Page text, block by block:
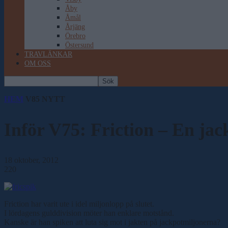
Åby
Åmål
Årjäng
Örebro
Östersund
TRAVLÄNKAR
OM OSS
HEM V85 NYTT
Inför V75: Friction – En
18 oktober, 2012
220
Friction har varit ute i idel miljonlopp på slutet.
I lördagens gulddivision möter han enklare motstånd.
Kanske är han spiken att luta sig mot i jakten på jackpotmiljonerna?